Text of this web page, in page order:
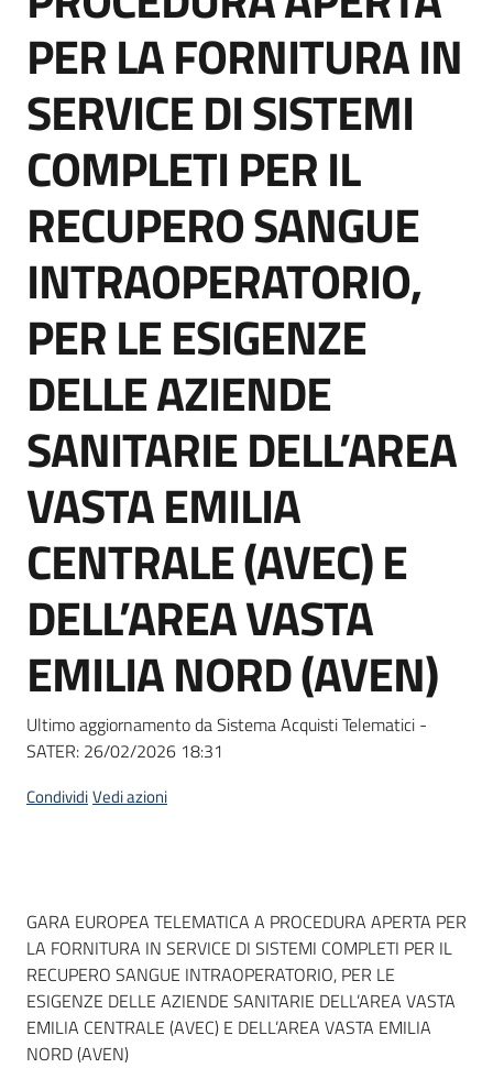
Piattaforme
telematiche
English
site
Seguici
su
PER LA FORNITURA IN
SERVICE DI SISTEMI
COMPLETI PER IL
RECUPERO SANGUE
INTRAOPERATORIO,
PER LE ESIGENZE
DELLE AZIENDE
SANITARIE DELL’AREA
VASTA EMILIA
CENTRALE (AVEC) E
DELL’AREA VASTA
EMILIA NORD (AVEN)
Ultimo aggiornamento da Sistema Acquisti Telematici -
SATER: 26/02/2026 18:31
CondividiVedi azioni
Dati del bando
GARA EUROPEA TELEMATICA A PROCEDURA APERTA PER
LA FORNITURA IN SERVICE DI SISTEMI COMPLETI PER IL
RECUPERO SANGUE INTRAOPERATORIO, PER LE
ESIGENZE DELLE AZIENDE SANITARIE DELL’AREA VASTA
EMILIA CENTRALE (AVEC) E DELL’AREA VASTA EMILIA
NORD (AVEN)